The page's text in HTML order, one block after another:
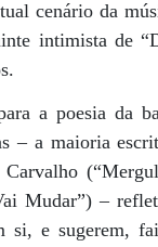
cenário da
intimista de
a poesia da
– a maioria
Mudar”) –
si, e sugerem,